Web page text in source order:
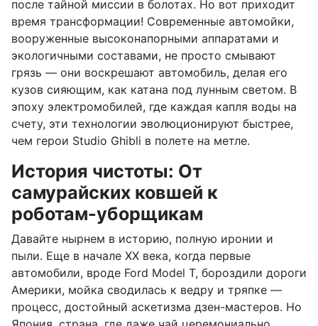
после тайной миссии в болотах. Но вот приходит
время трансформации! Современные автомойки,
вооруженные высоконапорными аппаратами и
экологичными составами, не просто смывают
грязь — они воскрешают автомобиль, делая его
кузов сияющим, как катана под лунным светом. В
эпоху электромобилей, где каждая капля воды на
счету, эти технологии эволюционируют быстрее,
чем герои Studio Ghibli в полете на метле.
История чистоты: От
самурайских ковшей к
роботам-уборщикам
Давайте нырнем в историю, полную иронии и
пыли. Еще в начале XX века, когда первые
автомобили, вроде Ford Model T, бороздили дороги
Америки, мойка сводилась к ведру и тряпке —
процесс, достойный аскетизма дзен-мастеров. Но